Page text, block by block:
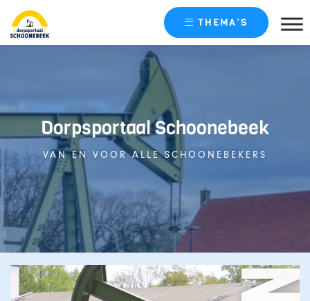
THEMA’S
Dorpsportaal Schoonebeek
VAN EN VOOR ALLE SCHOONEBEKERS